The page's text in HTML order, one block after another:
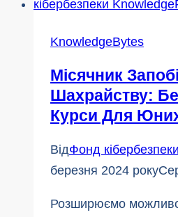
KnowledgeBytes
Місячник
Шахрайству:
Курси Для
ВідФонд
березня 2024 року
Розширюємо